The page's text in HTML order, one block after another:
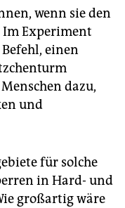
wenn sie den
Im Experiment
einen
dazu,
und
für solche
in Hard- und
großartig wäre